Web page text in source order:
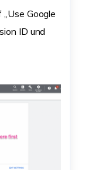
„Use Google
ID und